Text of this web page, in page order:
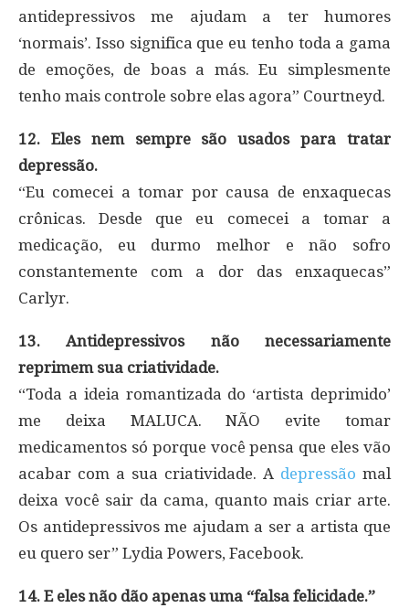
antidepressivos me ajudam a ter humores
‘normais’. Isso significa que eu tenho toda a gama
de emoções, de boas a más. Eu simplesmente
tenho mais controle sobre elas agora” Courtneyd.
12. Eles nem sempre são usados para tratar
depressão.
“Eu comecei a tomar por causa de enxaquecas
crônicas. Desde que eu comecei a tomar a
medicação, eu durmo melhor e não sofro
constantemente com a dor das enxaquecas”
Carlyr.
13. Antidepressivos não necessariamente
reprimem sua criatividade.
“Toda a ideia romantizada do ‘artista deprimido’
me deixa MALUCA. NÃO evite tomar
medicamentos só porque você pensa que eles vão
acabar com a sua criatividade. A depressão mal
deixa você sair da cama, quanto mais criar arte.
Os antidepressivos me ajudam a ser a artista que
eu quero ser” Lydia Powers, Facebook.
14. E eles não dão apenas uma “falsa felicidade.”